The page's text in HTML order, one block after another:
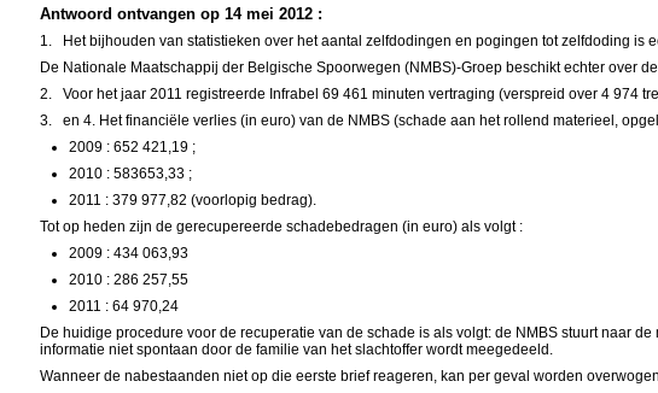
Antwoord ontvangen op 14 mei 2012 :
1.
Het bijhouden van statistieken over het aantal zelfdodingen en pogingen tot zelfdoding is
De Nationale Maatschappij der Belgische Spoorwegen (NMBS)-Groep beschikt echter over
2.
Voor het jaar 2011 registreerde Infrabel 69 461 minuten vertraging (verspreid over 4 974
3.
en 4. Het financiële verlies (in euro) van de NMBS (schade aan het rollend materieel,
2009 : 652 421,19 ;
2010 : 583653,33 ;
2011 : 379 977,82 (voorlopig bedrag).
Tot op heden zijn de gerecupereerde schadebedragen (in euro) als volgt :
2009 : 434 063,93
2010 : 286 257,55
2011 : 64 970,24
De huidige procedure voor de recuperatie van de schade is als volgt: de NMBS stuurt naar
informatie niet spontaan door de familie van het slachtoffer wordt meegedeeld.
Wanneer de nabestaanden niet op die eerste brief reageren, kan per geval worden